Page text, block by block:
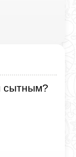
сытным?